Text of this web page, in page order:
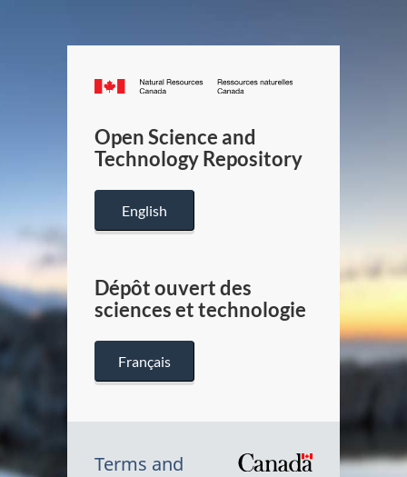
Canada.ca
/
Canada
Open Science and
Technology Repository
English
Dépôt ouvert des
sciences et technologie
Français
Terms and